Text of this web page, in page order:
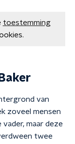
toestemming
van
zoveel mensen
maar deze
twee